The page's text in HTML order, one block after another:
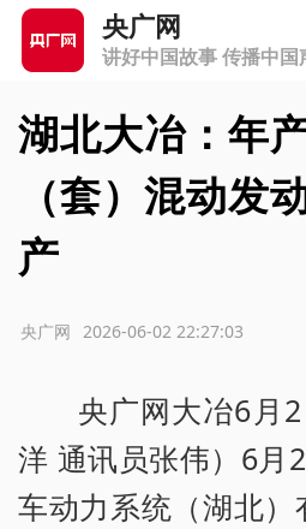
央广网
讲好中国故事 传播中国
湖北大冶：年
（套）混动发
产
2026-06-02 22:27:03
央广网
央广网大冶6月
洋 通讯员张伟）6月
车动力系统（湖北）